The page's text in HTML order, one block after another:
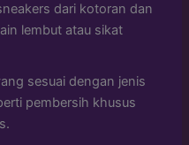
dari kotoran dan
lembut atau sikat
sesuai dengan jenis
pembersih khusus